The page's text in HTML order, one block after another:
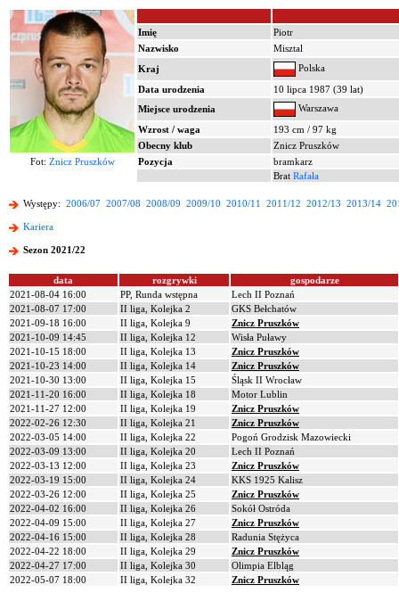
Imię
Piotr
Nazwisko
Misztal
Kraj
Polska
Data urodzenia
10 lipca 1987 (39 lat)
Miejsce urodzenia
Warszawa
Wzrost / waga
193 cm / 97 kg
Obecny klub
Znicz Pruszków
Fot: Znicz Pruszków Pozycja
bramkarz
Brat Rafała
Występy: 2006/07 2007/08 2008/09 2009/10 2010/11 2011/12 2012/13 2013/14
Kariera
Sezon 2021/22
data rozgrywki
gospodarze
2021-08-04 16:00
PP, Runda wstępna
Lech II Poznań
2021-08-07 17:00
II liga, Kolejka 2
GKS Bełchatów
2021-09-18 16:00
II liga, Kolejka 9
Znicz Pruszków
2021-10-09 14:45
II liga, Kolejka 12
Wisła Puławy
2021-10-15 18:00
II liga, Kolejka 13
Znicz Pruszków
2021-10-23 14:00
II liga, Kolejka 14
Znicz Pruszków
2021-10-30 13:00
II liga, Kolejka 15
Śląsk II Wrocław
2021-11-20 16:00
II liga, Kolejka 18
Motor Lublin
2021-11-27 12:00
II liga, Kolejka 19
Znicz Pruszków
2022-02-26 12:30
II liga, Kolejka 21
Znicz Pruszków
2022-03-05 14:00
II liga, Kolejka 22
Pogoń Grodzisk Mazowiecki
2022-03-09 13:00
II liga, Kolejka 20
Lech II Poznań
2022-03-13 12:00
II liga, Kolejka 23
Znicz Pruszków
2022-03-19 15:00
II liga, Kolejka 24
KKS 1925 Kalisz
2022-03-26 12:00
II liga, Kolejka 25
Znicz Pruszków
2022-04-02 16:00
II liga, Kolejka 26
Sokół Ostróda
2022-04-09 15:00
II liga, Kolejka 27
Znicz Pruszków
2022-04-16 15:00
II liga, Kolejka 28
Radunia Stężyca
2022-04-22 18:00
II liga, Kolejka 29
Znicz Pruszków
2022-04-27 17:00
II liga, Kolejka 30
Olimpia Elbląg
2022-05-07 18:00
II liga, Kolejka 32 Znicz Pruszków